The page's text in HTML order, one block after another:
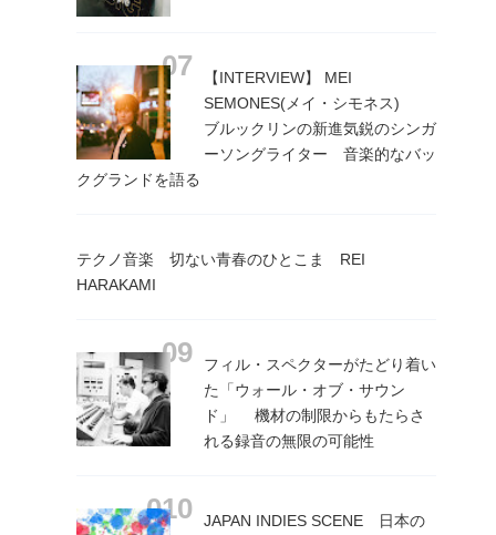
【INTERVIEW】 MEI
SEMONES(メイ・シモネス)
ブルックリンの新進気鋭のシンガ
ーソングライター 音楽的なバッ
クグランドを語る
テクノ音楽 切ない青春のひとこま REI
HARAKAMI
フィル・スペクターがたどり着い
た「ウォール・オブ・サウン
ド」 機材の制限からもたらさ
れる録音の無限の可能性
JAPAN INDIES SCENE 日本の